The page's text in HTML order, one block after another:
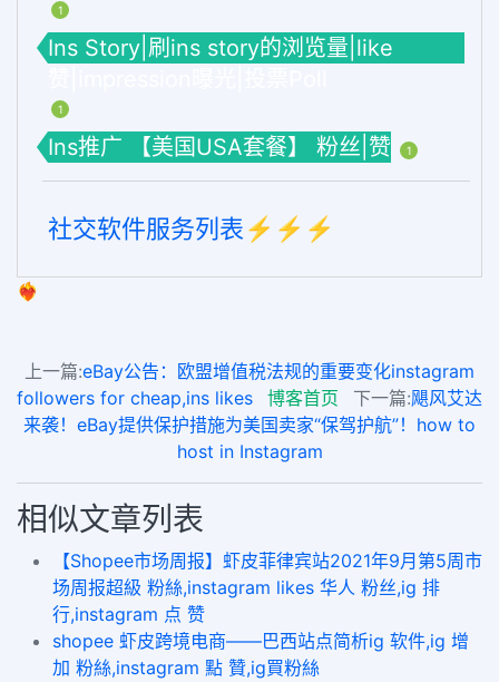
1
Ins Story|刷ins story的浏览量|like
1
Ins推广 【美国USA套餐】 粉丝|赞 1
社交软件服务列表⚡️⚡️⚡️
❤️‍🔥
上一篇:eBay公告：欧盟增值税法规的重要变化instagram
followers for cheap,ins likes
博客首页 下一篇:飓风艾达
来袭！eBay提供保护措施为美国卖家“保驾护航”！how to
host in Instagram
相似文章列表
【Shopee市场周报】虾皮菲律宾站2021年9月第5周市
场周报超級 粉絲,instagram likes 华人 粉丝,ig 排
行,instagram 点 赞
shopee 虾皮跨境电商——巴西站点简析ig 软件,ig 增
加 粉絲,instagram 點 贊,ig買粉絲